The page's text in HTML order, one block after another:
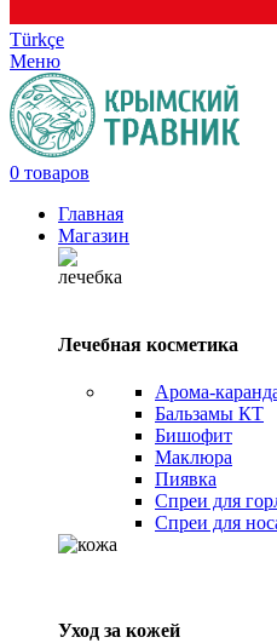
Türkçe
Меню
0 товаров
Главная
Магазин
Лечебная косметика
Арома-
Бальзамы КТ
Бишофит
Маклюра
Пиявка
Спреи для
Спреи для
Уход за кожей